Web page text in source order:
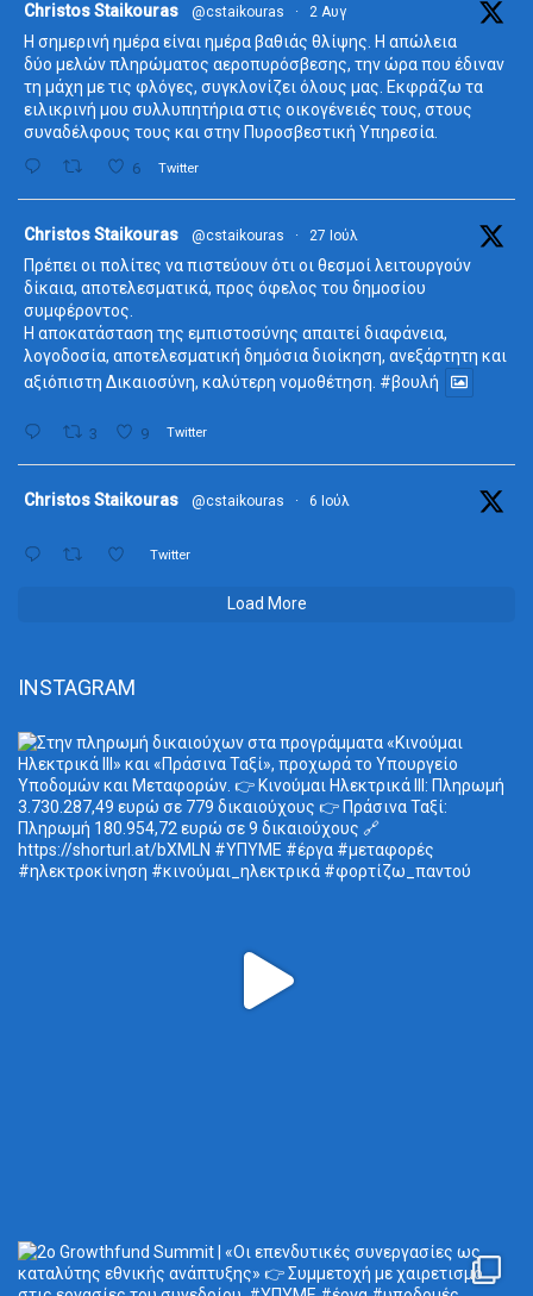
Christos Staikouras @cstaikouras · 2 Αυγ
Η σημερινή ημέρα είναι ημέρα βαθιάς θλίψης. Η απώλεια
δύο μελών πληρώματος αεροπυρόσβεσης, την ώρα που έδιναν
τη μάχη με τις φλόγες, συγκλονίζει όλους μας. Εκφράζω τα
ειλικρινή μου συλλυπητήρια στις οικογένειές τους, στους
συναδέλφους τους και στην Πυροσβεστική Υπηρεσία.
6 Twitter
Christos Staikouras @cstaikouras · 27 Ιούλ
Πρέπει οι πολίτες να πιστεύουν ότι οι θεσμοί λειτουργούν
δίκαια, αποτελεσματικά, προς όφελος του δημοσίου
συμφέροντος.
Η αποκατάσταση της εμπιστοσύνης απαιτεί διαφάνεια,
λογοδοσία, αποτελεσματική δημόσια διοίκηση, ανεξάρτητη και
αξιόπιστη Δικαιοσύνη, καλύτερη νομοθέτηση. #βουλή
3 9 Twitter
Christos Staikouras @cstaikouras · 6 Ιούλ
Twitter
Load More
INSTAGRAM